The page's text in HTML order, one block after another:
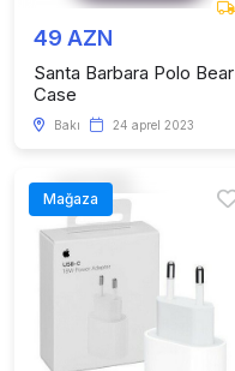
49 AZN
Santa Barbara Polo Bear
Case
Bakı 24 aprel 2023
Mağaza